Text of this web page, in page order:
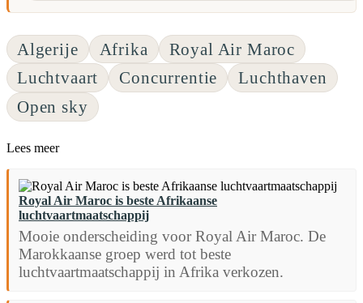
Algerije Afrika
Royal Air Maroc
Luchtvaart
Concurrentie
Luchthaven
Open sky
Lees meer
Royal Air Maroc is beste Afrikaanse
luchtvaartmaatschappij
Mooie onderscheiding voor Royal Air Maroc. De
Marokkaanse groep werd tot beste
luchtvaartmaatschappij in Afrika verkozen.